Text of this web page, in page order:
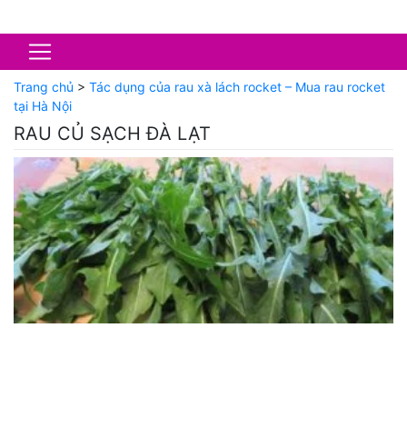
Trang chủ > Tác dụng của rau xà lách rocket – Mua rau rocket
tại Hà Nội
RAU CỦ SẠCH ĐÀ LẠT